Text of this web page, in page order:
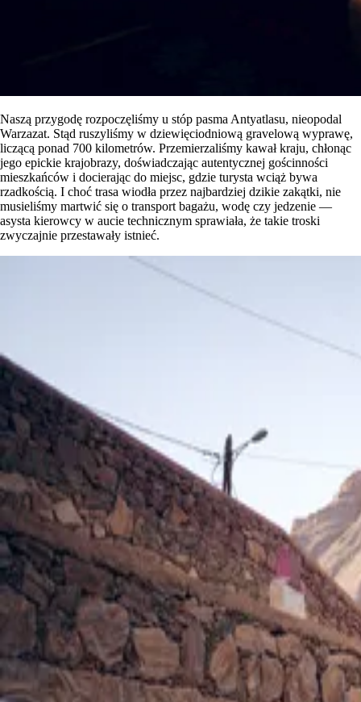
Naszą przygodę rozpoczęliśmy u stóp pasma Antyatlasu, nieopodal
Warzazat. Stąd ruszyliśmy w dziewięciodniową gravelową wyprawę,
liczącą ponad 700 kilometrów. Przemierzaliśmy kawał kraju, chłonąc
jego epickie krajobrazy, doświadczając autentycznej gościnności
mieszkańców i docierając do miejsc, gdzie turysta wciąż bywa
rzadkością. I choć trasa wiodła przez najbardziej dzikie zakątki, nie
musieliśmy martwić się o transport bagażu, wodę czy jedzenie —
asysta kierowcy w aucie technicznym sprawiała, że takie troski
zwyczajnie przestawały istnieć.